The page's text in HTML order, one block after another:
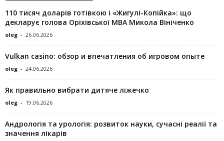
110 тисяч доларів готівкою і «Жигулі-Копійка»: що
декларує голова Оріхівської МВА Микола Вініченко
oleg - 26.06.2026
Vulkan casino: обзор и впечатления об игровом опыте
oleg - 24.06.2026
Як правильно вибрати дитяче ліжечко
oleg - 19.06.2026
Андрологія та урологія: розвиток науки, сучасні реалії та
значення лікарів